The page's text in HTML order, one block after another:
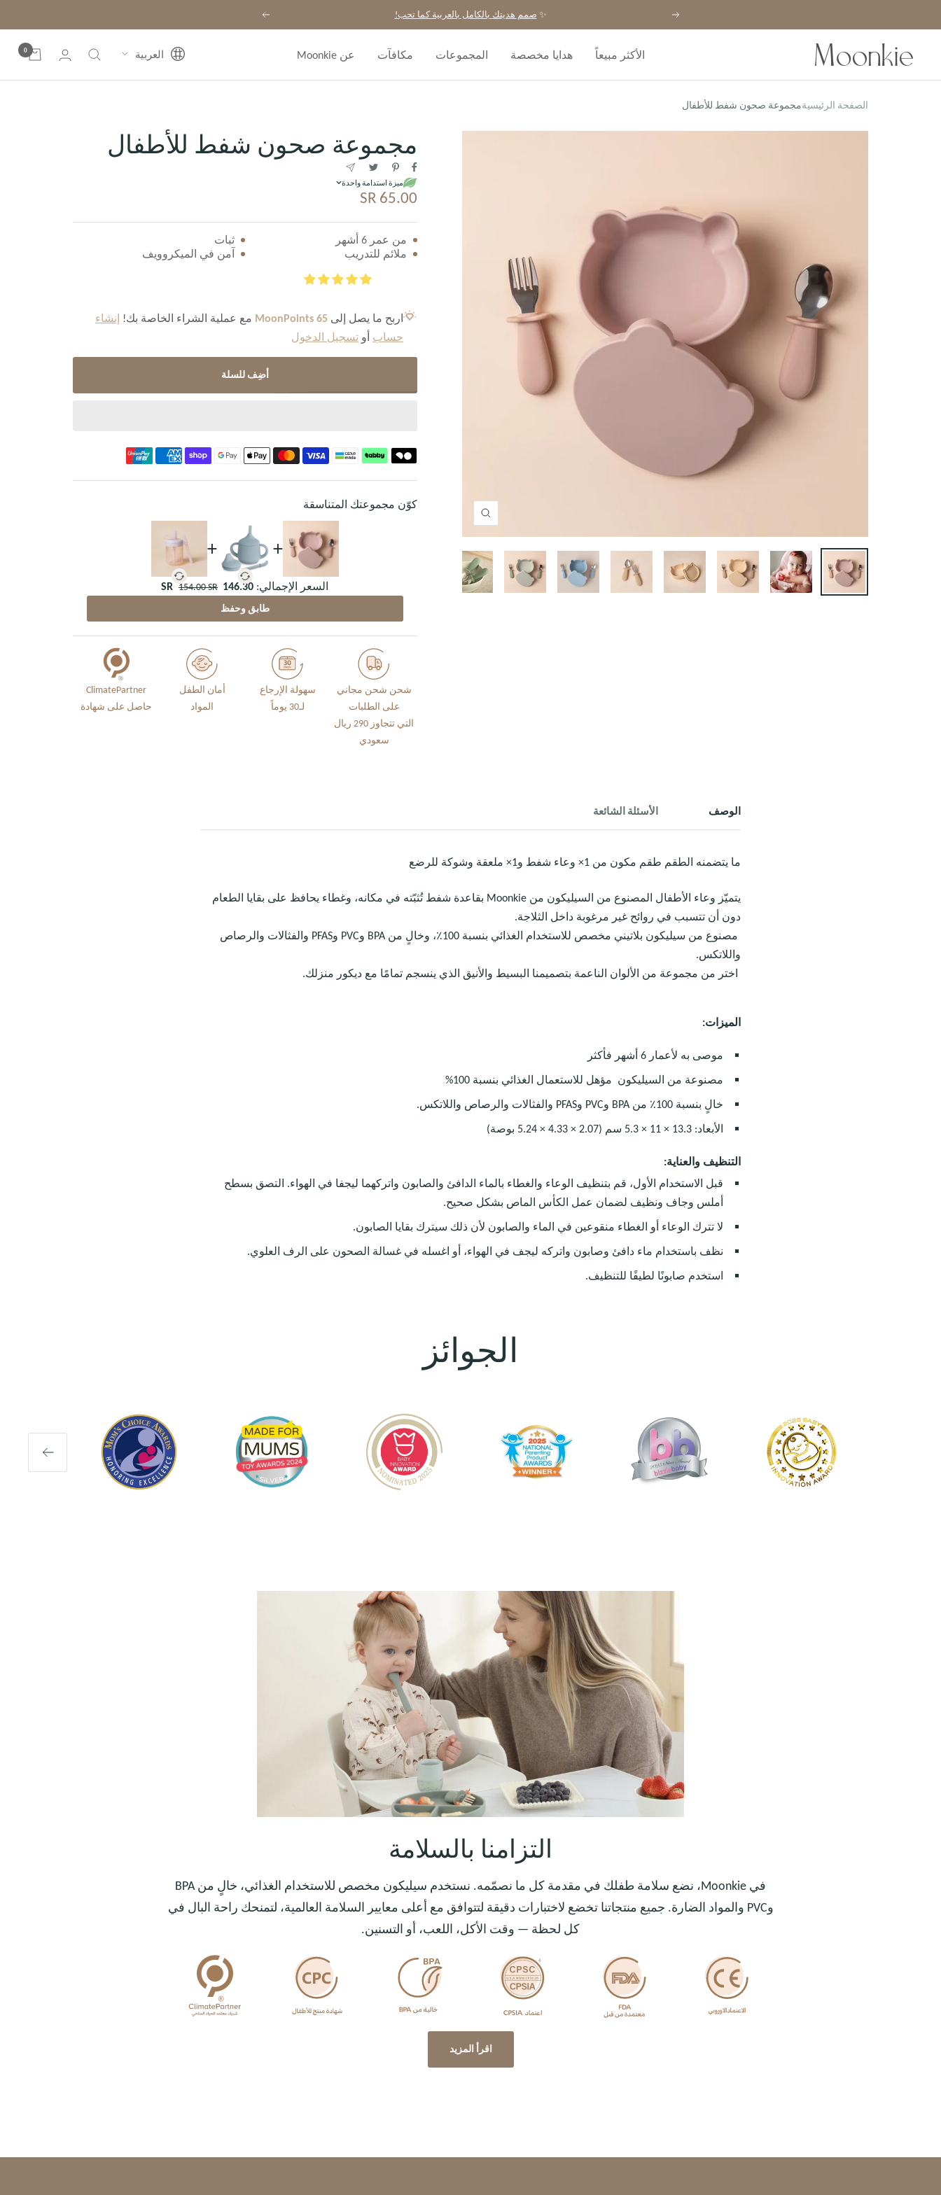
إلى
السابق ✨ صمم هديتك بالكامل بالعربية كما تحب! التالي
الأكثر مبيعاً هدايا مخصصة المجموعات مكافآت عن Moonkie Moonkie اللغة العربية 0
الصفحة الرئيسيةمجموعة صحون شفط للأطفال
Zoom
مجموعة صحون شفط للأطفال
ميزة استدامة واحدة
السعر
المخفَّض
65.00 SR
من عمر 6 أشهر
ثبات
ملائم للتدريب
آمن في الميكروويف
اربح ما يصل إلى 65
MoonPoints مع عملية الشراء الخاصة بك! إنشاء
حساب أو تسجيل الدخول
أضِف للسلة
كوّن مجموعتك المتناسقة
+
+
السعر الإجمالي: 146.30 SR
154.00 SR
طابق وحفظ
شحن شحن مجاني
على الطلبات
التي تتجاوز 290 ريال
سعودي
سهولة الإرجاع
لـ30 يوماً
أمان الطفل
المواد
ClimatePartner
حاصل على شهادة
الوصف الأسئلة الشائعة
ما يتضمنه الطقم طقم مكون من 1× وعاء شفط و1× ملعقة وشوكة للرضع
يتميّز وعاء الأطفال المصنوع من السيليكون من Moonkie بقاعدة شفط تُثبّته في مكانه، وغطاء يحافظ على بقايا الطعام
دون أن تتسبب في روائح غير مرغوبة داخل الثلاجة.
مصنوع من سيليكون بلاتيني مخصص للاستخدام الغذائي بنسبة 100٪، وخالٍ من BPA وPVC وPFAS والفثالات والرصاص
واللاتكس.
اختر من مجموعة من الألوان الناعمة بتصميمنا البسيط والأنيق الذي ينسجم تمامًا مع ديكور منزلك.
الميزات:
موصى به لأعمار 6 أشهر فأكثر
مصنوعة من السيليكون مؤهل للاستعمال الغذائي بنسبة 100%
خالٍ بنسبة 100٪ من BPA وPVC وPFAS والفثالات والرصاص واللاتكس.
الأبعاد: 13.3 × 11 × 5.3 سم‎ (5.24 × 4.33 × 2.07 بوصة)
التنظيف والعناية:
قبل الاستخدام الأول، قم بتنظيف الوعاء والغطاء بالماء الدافئ والصابون واتركهما ليجفا في الهواء. التصق بسطح
أملس وجاف ونظيف لضمان عمل الكأس الماص بشكل صحيح.
لا تترك الوعاء أو الغطاء منقوعين في الماء والصابون لأن ذلك سيترك بقايا الصابون.
نظف باستخدام ماء دافئ وصابون واتركه ليجف في الهواء، أو اغسله في غسالة الصحون على الرف العلوي.
استخدم صابونًا لطيفًا للتنظيف.
الجوائز
التالي
التزامنا بالسلامة
في Moonkie، نضع سلامة طفلك في مقدمة كل ما نصمّمه. نستخدم سيليكون مخصص للاستخدام الغذائي، خالٍ من BPA
وPVC والمواد الضارة. جميع منتجاتنا تخضع لاختبارات دقيقة لتتوافق مع أعلى معايير السلامة العالمية، لتمنحك راحة البال في
كل لحظة — وقت الأكل، اللعب، أو التسنين.
اقرأ المزيد